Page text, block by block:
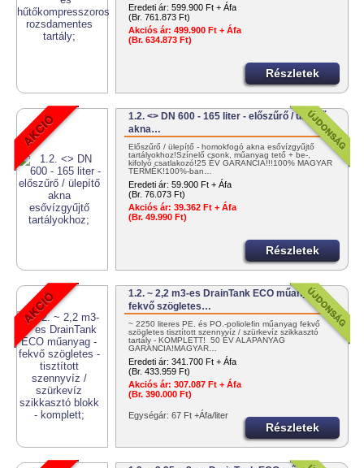
Eredeti ár: 599.900 Ft + Áfa
(Br. 761.873 Ft)
Akciós ár: 499.900 Ft + Áfa
(Br. 634.873 Ft)
Részletek
1.2. <> DN 600 - 165 liter - előszűrő / ülepítő
akna…
Előszűrő / ülepítő - homokfogó akna esővízgyűjtő
tartályokhoz!Színelő csonk, műanyag tető + be-,
kifolyó csatlakozó!25 ÉV GARANCIA!!!100% MAGYAR
TERMÉK!100%-ban…
Eredeti ár: 59.900 Ft + Áfa
(Br. 76.073 Ft)
Akciós ár: 39.362 Ft + Áfa
(Br. 49.990 Ft)
Részletek
1.2. ~ 2,2 m3-es DrainTank ECO műanyag -
fekvő szögletes…
~ 2250 literes PE. és PO.-poliolefin műanyag fekvő
szögletes tisztított szennyvíz / szürkevíz szikkasztó
tartály - KOMPLETT! 50 ÉV ALAPANYAG
GARANCIA!MAGYAR…
Eredeti ár: 341.700 Ft + Áfa
(Br. 433.959 Ft)
Akciós ár: 307.087 Ft + Áfa
(Br. 390.000 Ft)
Egységár: 67 Ft +Áfa/liter
Részletek